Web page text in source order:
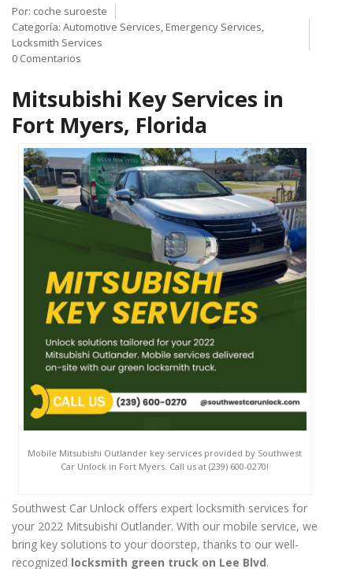
Por: coche suroeste
Categoría: Automotive Services, Emergency Services,
Locksmith Services
0 Comentarios
Mitsubishi Key Services in
Fort Myers, Florida
Mobile Mitsubishi Outlander key services provided by Southwest
Car Unlock in Fort Myers. Call us at (239) 600-0270!
Southwest Car Unlock offers expert locksmith services for
your 2022 Mitsubishi Outlander. With our mobile service, we
bring key solutions to your doorstep, thanks to our well-
recognized locksmith green truck on Lee Blvd.